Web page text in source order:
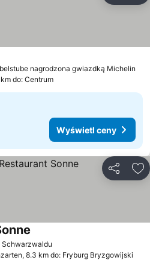
nagrodzona gwiazdką Michelin
ceny
do: Centrum
Wyświetl ceny
8.3 km do: Fryburg Bryzgowijski